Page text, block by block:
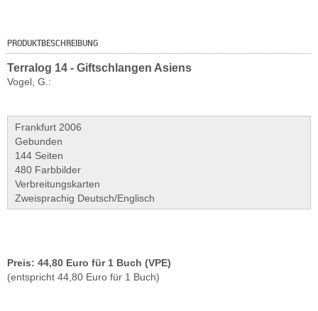
PRODUKTBESCHREIBUNG
Terralog 14 - Giftschlangen Asiens
Vogel, G.:
Frankfurt 2006
Gebunden
144 Seiten
480 Farbbilder
Verbreitungskarten
Zweisprachig Deutsch/Englisch
Preis: 44,80 Euro für 1 Buch (VPE)
(entspricht 44,80 Euro für 1 Buch)